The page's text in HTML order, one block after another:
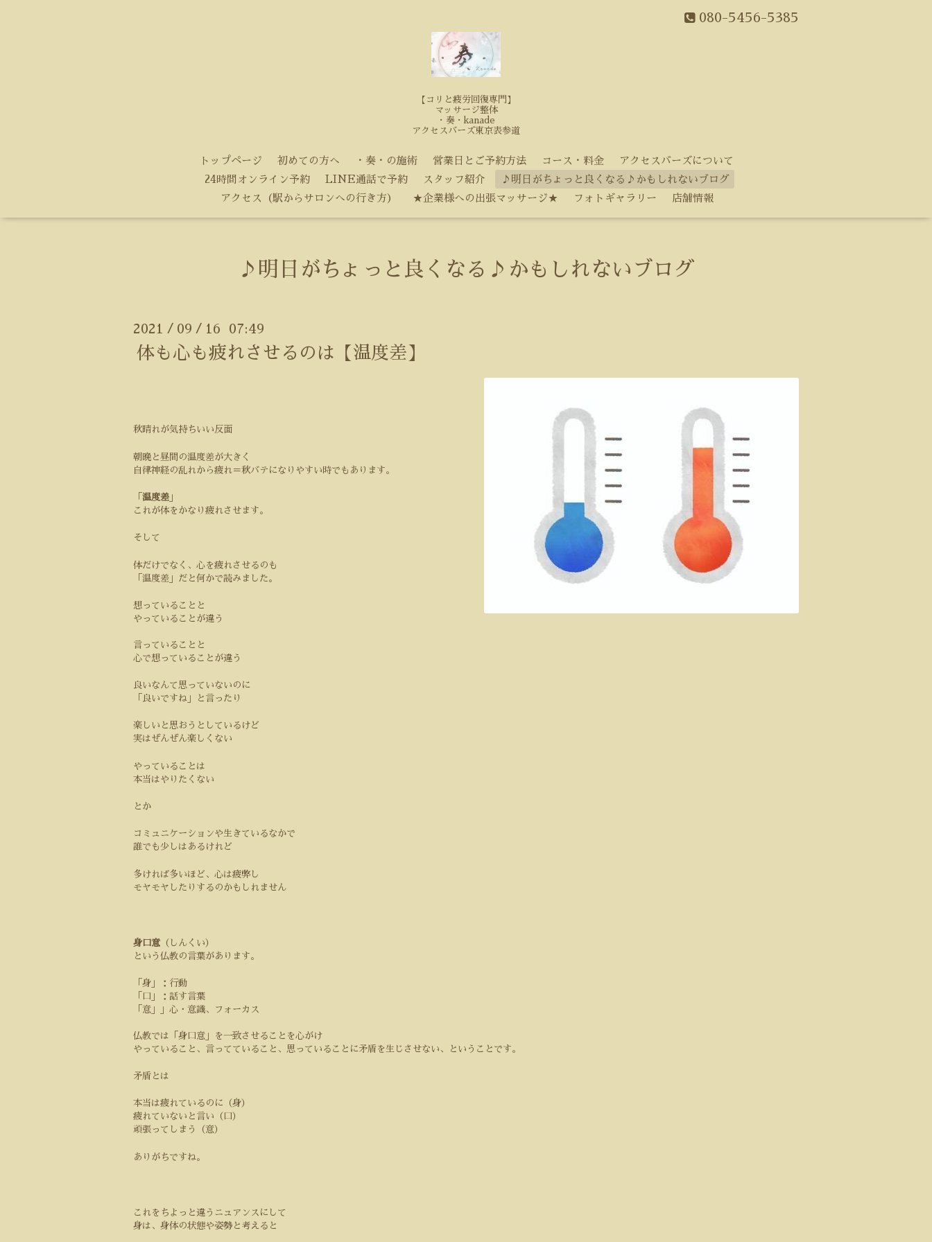
080-5456-5385
【コリと疲労回復専門】
マッサージ整体
・奏・kanade
アクセスバーズ東京表参道
トップページ 初めての方へ ・奏・の施術 営業日とご予約方法 コース・料金
アクセスバーズについて
24時間オンライン予約
LINE通話で予約 スタッフ紹介
♪明日がちょっと良くなる♪かもしれないブログ
アクセス（駅からサロンへの行き方）
★企業様への出張マッサージ★ フォトギャラリー 店舗情報
♪明日がちょっと良くなる♪かもしれないブログ
2021 / 09 / 16 07:49
体も心も疲れさせるのは【温度差】
秋晴れが気持ちいい反面
朝晩と昼間の温度差が大きく
自律神経の乱れから疲れ＝秋バテになりやすい時でもあります。
「 温度差 」
これが体をかなり疲れさせます。
そして
体だけでなく、心を疲れさせるのも
「温度差」だと何かで読みました。
想っていることと
やっていることが違う
言っていることと
心で想っていることが違う
良いなんて思っていないのに
「良いですね」と言ったり
楽しいと思おうとしているけど
実はぜんぜん楽しくない
やっていることは
本当はやりたくない
とか
コミュニケーションや生きているなかで
誰でも少しはあるけれど
多ければ多いほど、心は疲弊し
モヤモヤしたりするのかもしれません
身口意（しんくい）
という仏教の言葉があります。
「身」：行動
「口」：話す言葉
「意」」心・意識、フォーカス
仏教では「身口意」を一致させることを心がけ
やっていること、言ってていること、思っていることに矛盾を生じさせない、ということです。
矛盾とは
本当は疲れているのに（身）
疲れていないと言い（口）
頑張ってしまう（意）
ありがちですね。
これをちよっと違うニュアンスにして
身は、身体の状態や姿勢と考えると